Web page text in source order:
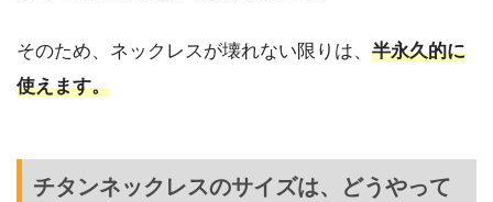
そのため、ネックレスが壊れない限りは、 半永久的に
使えます。
チタンネックレスのサイズは、どうやって